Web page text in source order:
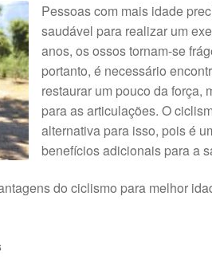
Pessoas com mais idade
saudável para realizar um
anos, os ossos tornam-se
portanto, é necessário
restaurar um pouco da força,
para as articulações. O
alternativa para isso, pois é
benefícios adicionais para a
do ciclismo para melhor